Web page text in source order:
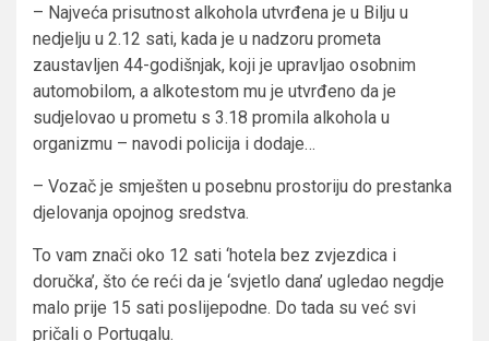
– Najveća prisutnost alkohola utvrđena je u Bilju u
nedjelju u 2.12 sati, kada je u nadzoru prometa
zaustavljen 44-godišnjak, koji je upravljao osobnim
automobilom, a alkotestom mu je utvrđeno da je
sudjelovao u prometu s 3.18 promila alkohola u
organizmu – navodi policija i dodaje…
– Vozač je smješten u posebnu prostoriju do prestanka
djelovanja opojnog sredstva.
To vam znači oko 12 sati ‘hotela bez zvjezdica i
doručka’, što će reći da je ‘svjetlo dana’ ugledao negdje
malo prije 15 sati poslijepodne. Do tada su već svi
pričali o Portugalu.